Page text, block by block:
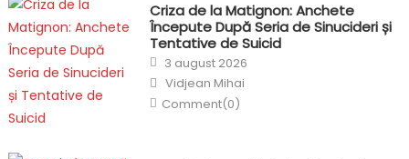
Criza de la Matignon: Anchete
Începute După Seria de Sinucideri și
Tentative de Suicid
Posted
on
3 august 2026
Author
Vidjean Mihai
Comment(0)